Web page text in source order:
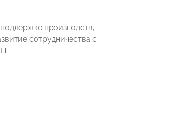
производств,
сотрудничества с